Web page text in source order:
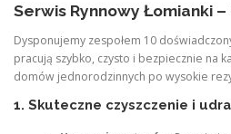
Serwis Rynnowy Łomianki –
Dysponujemy zespołem 10
pracują szybko, czysto i bezpiecznie na
domów jednorodzinnych po wysokie
1. Skuteczne czyszczenie i